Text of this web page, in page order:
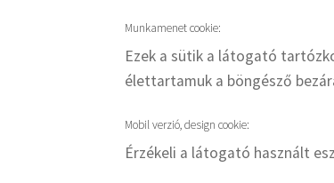
Munkamenet cookie:
Ezek a sütik a látogató
élettartamuk a böngésző
Mobil verzió, design cookie:
Érzékeli a látogató használt